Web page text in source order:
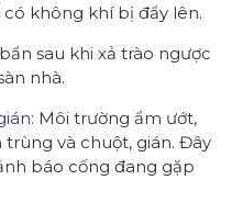
không khí bị đẩy lên.
sau khi xả trào ngược
nhà.
Môi trường ẩm ướt,
và chuột, gián. Đây
báo cống đang gặp